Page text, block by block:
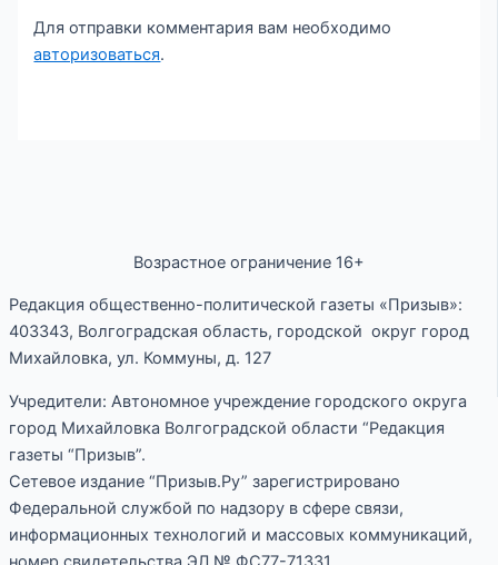
Для отправки комментария вам необходимо
авторизоваться.
Возрастное ограничение 16+
Редакция общественно-политической газеты «Призыв»:
403343, Волгоградская область, городской округ город
Михайловка, ул. Коммуны, д. 127
Учредители: Автономное учреждение городского округа
город Михайловка Волгоградской области “Редакция
газеты “Призыв”.
Сетевое издание “Призыв.Ру” зарегистрировано
Федеральной службой по надзору в сфере связи,
информационных технологий и массовых коммуникаций,